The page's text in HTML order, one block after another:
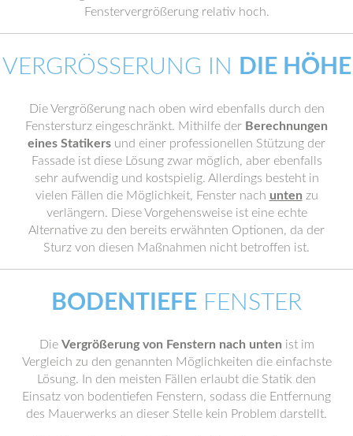
Fenstervergrößerung relativ hoch.
VERGRÖSSERUNG IN DIE HÖHE
Die Vergrößerung nach oben wird ebenfalls durch den
Fenstersturz eingeschränkt. Mithilfe der Berechnungen
eines Statikers und einer professionellen Stützung der
Fassade ist diese Lösung zwar möglich, aber ebenfalls
sehr aufwendig und kostspielig. Allerdings besteht in
vielen Fällen die Möglichkeit, Fenster nach unten zu
verlängern. Diese Vorgehensweise ist eine echte
Alternative zu den bereits erwähnten Optionen, da der
Sturz von diesen Maßnahmen nicht betroffen ist.
BODENTIEFE FENSTER
Die Vergrößerung von Fenstern nach unten ist im
Vergleich zu den genannten Möglichkeiten die einfachste
Lösung. In den meisten Fällen erlaubt die Statik den
Einsatz von bodentiefen Fenstern, sodass die Entfernung
des Mauerwerks an dieser Stelle kein Problem darstellt.